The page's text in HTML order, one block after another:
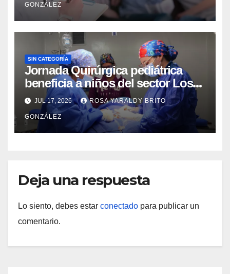
GONZÁLEZ
SIN CATEGORÍA
Jornada Quirúrgica pediátrica
beneficia a niños del sector Los
Curos
JUL 17, 2026 ROSA YARALDY BRITO
GONZÁLEZ
Deja una respuesta
Lo siento, debes estar conectado para publicar un
comentario.